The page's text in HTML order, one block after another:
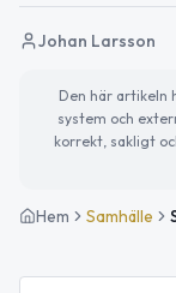
Johan Larsson
Den här artikeln
system och
korrekt, sakligt
Hem Samhälle